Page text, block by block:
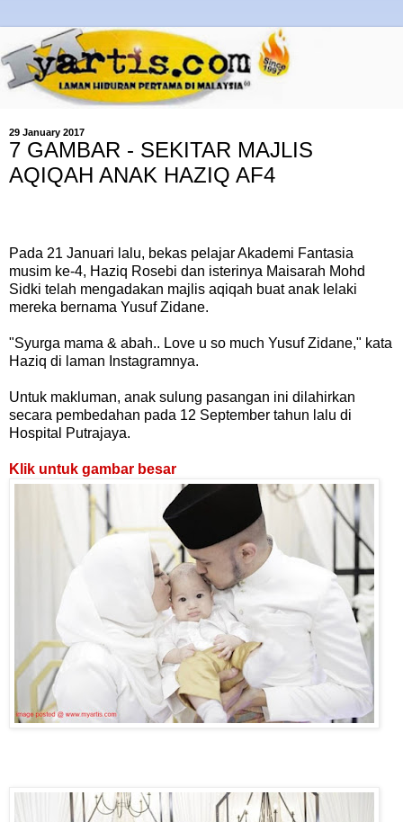
29 January 2017
7 GAMBAR - SEKITAR MAJLIS
AQIQAH ANAK HAZIQ AF4
Pada 21 Januari lalu, bekas pelajar Akademi Fantasia
musim ke-4, Haziq Rosebi dan isterinya Maisarah Mohd
Sidki telah mengadakan majlis aqiqah buat anak lelaki
mereka bernama Yusuf Zidane.
"Syurga mama & abah.. Love u so much Yusuf Zidane," kata
Haziq di laman Instagramnya.
Untuk makluman, anak sulung pasangan ini dilahirkan
secara pembedahan pada 12 September tahun lalu di
Hospital Putrajaya.
Klik untuk gambar besar